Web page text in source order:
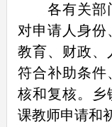
各有关部门
对申请人身份
教育、财政、
符合补助条件
核和复核。乡
课教师申请和